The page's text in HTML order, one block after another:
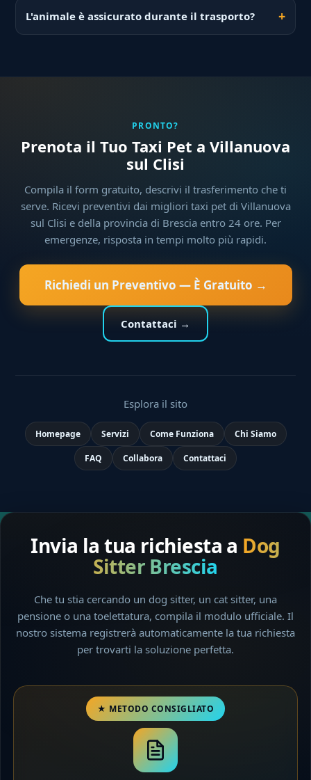
L'animale è assicurato durante il trasporto?
PRONTO?
Prenota il Tuo Taxi Pet a Villanuova
sul Clisi
Compila il form gratuito, descrivi il trasferimento che ti
serve. Ricevi preventivi dai migliori taxi pet di Villanuova
sul Clisi e della provincia di Brescia entro 24 ore. Per
emergenze, risposta in tempi molto più rapidi.
Richiedi un Preventivo — È Gratuito →
Contattaci →
Esplora il sito
Homepage Servizi Come Funziona Chi Siamo
FAQ Collabora Contattaci
Invia la tua richiesta a Dog
Sitter Brescia
Che tu stia cercando un dog sitter, un cat sitter, una
pensione o una toelettatura, compila il modulo ufficiale. Il
nostro sistema registrerà automaticamente la tua richiesta
per trovarti la soluzione perfetta.